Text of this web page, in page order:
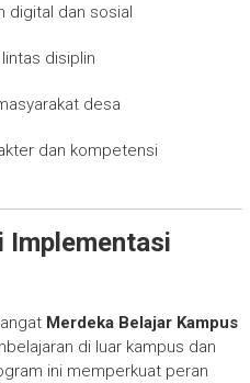
digital dan sosial
disiplin
desa
dan kompetensi
Implementasi
Merdeka Belajar Kampus
di luar kampus dan
ini memperkuat peran